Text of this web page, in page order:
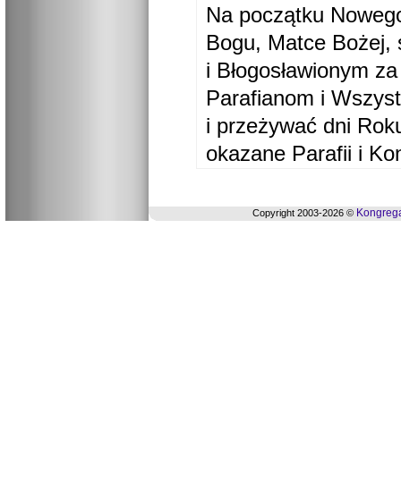
Na początku
Bogu, Matce Bożej,
i Błogosławionym
Parafianom i
i przeżywać dni
okazane Parafii i
Copyright 2003-2026 ©